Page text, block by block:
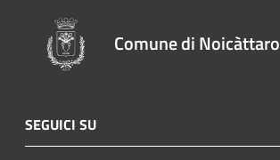
Comune di Noicàttaro
SEGUICI SU